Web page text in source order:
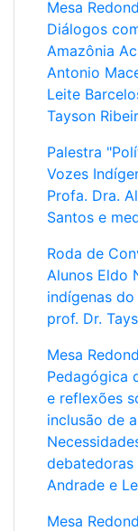
indígenas
dos vegetais. Na
das plantas, dos
tradição,
seu ofício
olhos o mundo
enquanto
Tupi-Guarani)
JACIra vem daí.
O Acre tem
Na regional
3.700
Jordão mais de
alguns alunos
Ashaninka,
Shanenawa.
Yawanawá. A 1ª
manifestações
locais, palestras/
e alunos
e técnicos do
externa,
exposição de
Mesa
Diálogos
Amazônia
Antonio
Leite
Tayson
Palestra
Vozes
Profa. Dra.
Santos e
Roda de
Alunos Eldo
indígenas do
prof. Dr.
Mesa
Pedagógica
e reflexões
inclusão de
debatedoras
Andrade e
Mesa